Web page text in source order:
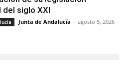
del siglo XXI
Junta de Andalucía - agosto 5, 2026